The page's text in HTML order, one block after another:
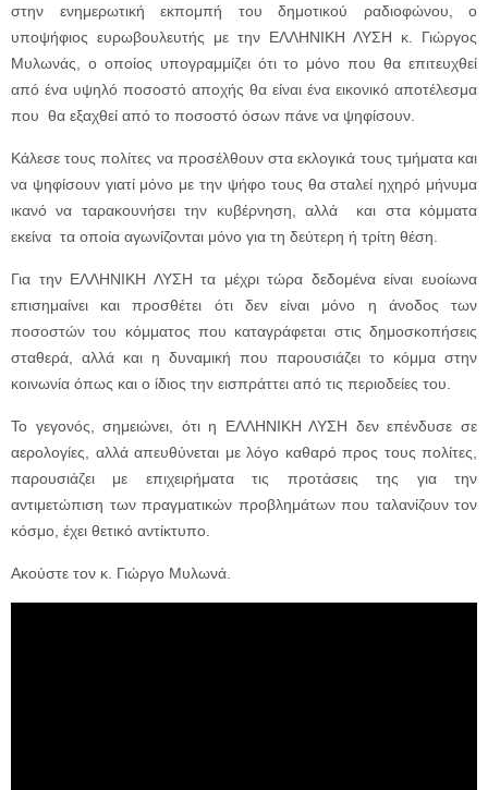
στην ενημερωτική εκπομπή του δημοτικού ραδιοφώνου, ο
υποψήφιος ευρωβουλευτής με την ΕΛΛΗΝΙΚΗ ΛΥΣΗ κ. Γιώργος
Μυλωνάς, ο οποίος υπογραμμίζει ότι το μόνο που θα επιτευχθεί
από ένα υψηλό ποσοστό αποχής θα είναι ένα εικονικό αποτέλεσμα
που θα εξαχθεί από το ποσοστό όσων πάνε να ψηφίσουν.
Κάλεσε τους πολίτες να προσέλθουν στα εκλογικά τους τμήματα και
να ψηφίσουν γιατί μόνο με την ψήφο τους θα σταλεί ηχηρό μήνυμα
ικανό να ταρακουνήσει την κυβέρνηση, αλλά και στα κόμματα
εκείνα τα οποία αγωνίζονται μόνο για τη δεύτερη ή τρίτη θέση.
Για την ΕΛΛΗΝΙΚΗ ΛΥΣΗ τα μέχρι τώρα δεδομένα είναι ευοίωνα
επισημαίνει και προσθέτει ότι δεν είναι μόνο η άνοδος των
ποσοστών του κόμματος που καταγράφεται στις δημοσκοπήσεις
σταθερά, αλλά και η δυναμική που παρουσιάζει το κόμμα στην
κοινωνία όπως και ο ίδιος την εισπράττει από τις περιοδείες του.
Το γεγονός, σημειώνει, ότι η ΕΛΛΗΝΙΚΗ ΛΥΣΗ δεν επένδυσε σε
αερολογίες, αλλά απευθύνεται με λόγο καθαρό προς τους πολίτες,
παρουσιάζει με επιχειρήματα τις προτάσεις της για την
αντιμετώπιση των πραγματικών προβλημάτων που ταλανίζουν τον
κόσμο, έχει θετικό αντίκτυπο.
Ακούστε τον κ. Γιώργο Μυλωνά.